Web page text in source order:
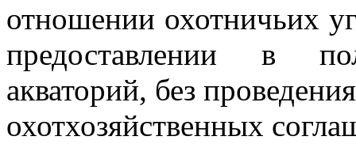
отношении охотничьих
предоставлении в
акваторий, без
охотхозяйственных